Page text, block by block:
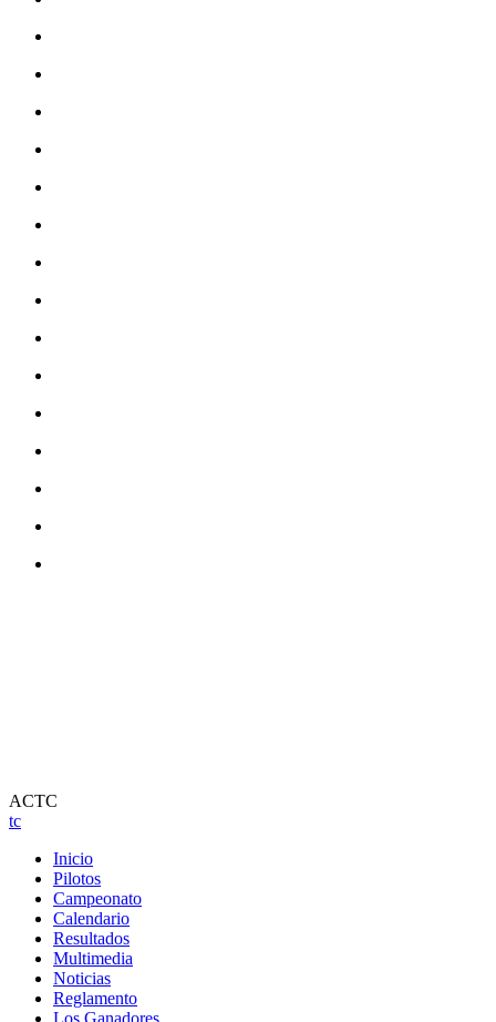
ACTC
tc
Inicio
Pilotos
Campeonato
Calendario
Resultados
Multimedia
Noticias
Reglamento
Los Ganadores